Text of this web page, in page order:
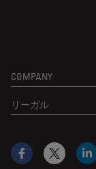
COMPANY
リーガル
Facebook
X